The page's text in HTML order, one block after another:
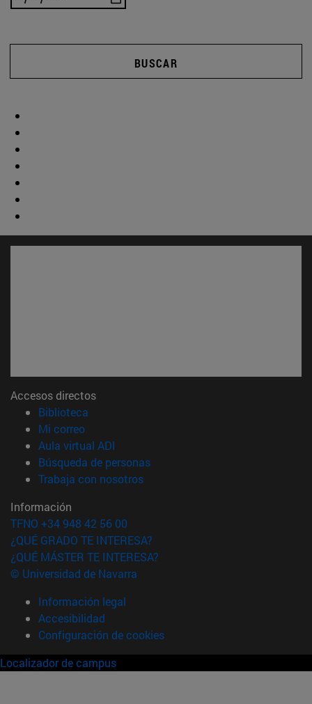
BUSCAR
Accesos directos
Biblioteca
Mi correo(abre en nueva ventana)
Aula virtual ADI
Búsqueda de personas(abre en nueva ventana)
Trabaja con nosotros(abre en nueva ventana)
Información
TFNO +34 948 42 56 00
¿QUÉ GRADO TE INTERESA?
¿QUÉ MÁSTER TE INTERESA?
© Universidad de Navarra
Información legal
Accesibilidad
Configuración de cookies
Localizador de campus